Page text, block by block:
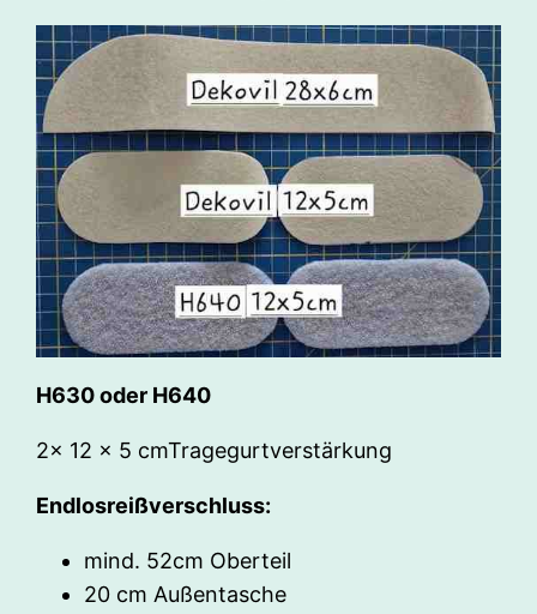
H630 oder H640
2x 12 x 5 cmTragegurtverstärkung
Endlosreißverschluss:
mind. 52cm Oberteil
20 cm Außentasche